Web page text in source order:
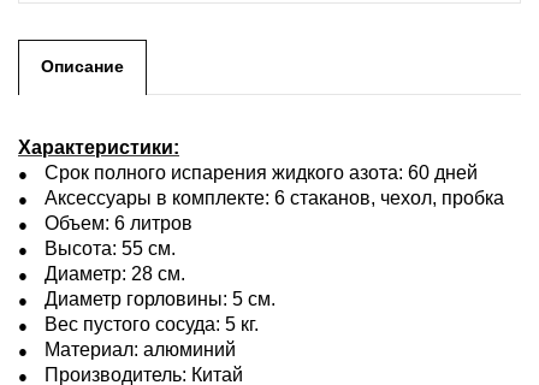
Описание
Характеристики:
Срок полного испарения жидкого азота: 60 дней
Аксессуары в комплекте: 6 стаканов, чехол, пробка
Объем: 6 литров
Высота: 55 см.
Диаметр: 28 см.
Диаметр горловины: 5 см.
Вес пустого сосуда: 5 кг.
Материал: алюминий
Производитель: Китай